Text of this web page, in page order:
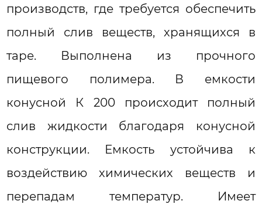
производств, где требуется обеспечить
полный слив веществ, хранящихся в
таре. Выполнена из прочного
пищевого полимера. В емкости
конусной К 200 происходит полный
слив жидкости благодаря конусной
конструкции. Емкость устойчива к
воздействию химических веществ и
перепадам температур. Имеет